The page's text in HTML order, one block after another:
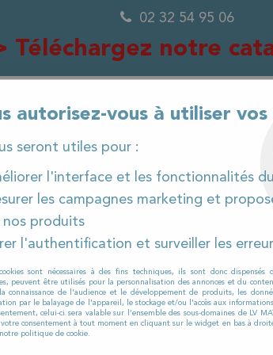
02 32 54 95 06
Téléchargez notre
DÉTACHÉES
DE NETTOYAGE
autorisez-vous à utiliser vos
seront utiles pour :
l'interface et les fonctionnalités
les campagnes marketing et
nos produits
l'authentification et surveiller les
sont nécessaires à des fins techniques, ils sont donc dispensés
peuvent être utilisés pour la personnalisation des annonces et du
connaissance de l'audience et le développement de produits, les
par le balayage de l'appareil, le stockage et/ou l'accès aux
celui-ci sera valable sur l’ensemble des sous-domaines de LV
consentement à tout moment en cliquant sur le widget en bas à
politique de cookie.